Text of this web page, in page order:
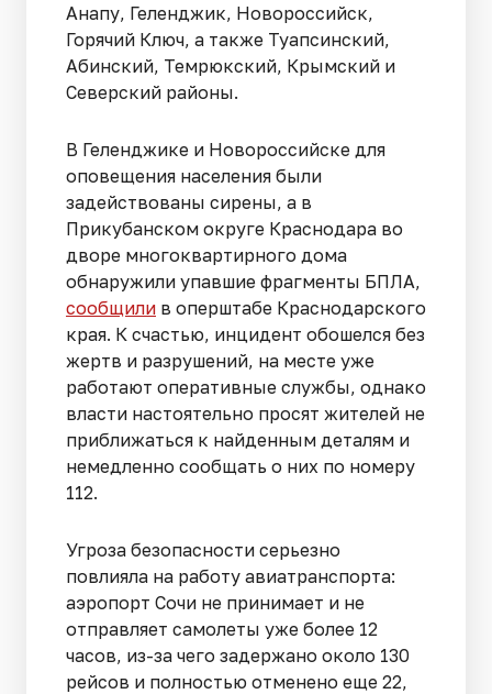
Анапу, Геленджик, Новороссийск,
Горячий Ключ, а также Туапсинский,
Абинский, Темрюкский, Крымский и
Северский районы.
В Геленджике и Новороссийске для
оповещения населения были
задействованы сирены, а в
Прикубанском округе Краснодара во
дворе многоквартирного дома
обнаружили упавшие фрагменты БПЛА,
сообщили в оперштабе Краснодарского
края. К счастью, инцидент обошелся без
жертв и разрушений, на месте уже
работают оперативные службы, однако
власти настоятельно просят жителей не
приближаться к найденным деталям и
немедленно сообщать о них по номеру
112.
Угроза безопасности серьезно
повлияла на работу авиатранспорта:
аэропорт Сочи не принимает и не
отправляет самолеты уже более 12
часов, из-за чего задержано около 130
рейсов и полностью отменено еще 22,